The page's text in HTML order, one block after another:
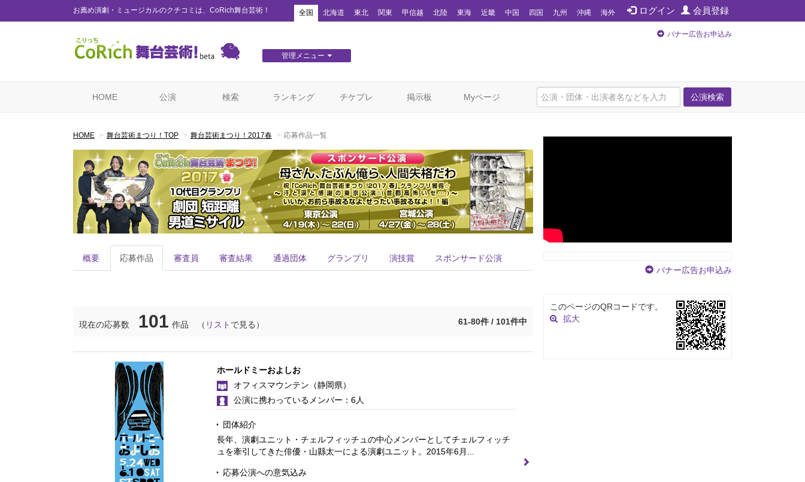
お薦め演劇・ミュージカルのクチコミは、CoRich舞台芸術！ ログイン 会員登録
全国 北海道 東北 関東 甲信越 北陸 東海 近畿 中国 四国 九州 沖縄 海外
管理メニュー
バナー広告お申込み
公演検索
HOME 公演 検索 ランキング チケプレ 掲示板 Myページ
HOME 舞台芸術まつり！TOP 舞台芸術まつり！2017春 応募作品一覧
概要 応募作品 審査員 審査結果 通過団体 グランプリ 演技賞 スポンサード公演
現在の応募数 101 作品 （ リスト で見る） 61-80件 / 101件中
ホールドミーおよしお
オフィスマウンテン （静岡県）
公演に携わっているメンバー：6人
団体紹介
長年、演劇ユニット・チェルフィッチュの中心メンバーとしてチェルフィッチ
ュを牽引してきた俳優・山縣太一による演劇ユニット。2015年6月...
応募公演への意気込み
バナー広告お申込み
このページのQRコードです。
拡大